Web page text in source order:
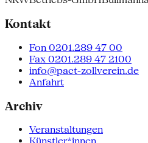
Kontakt
Fon 0201.289 47 00
Fax 0201.289 47 2100
info@pact-zollverein.de
Anfahrt
Archiv
Veranstaltungen